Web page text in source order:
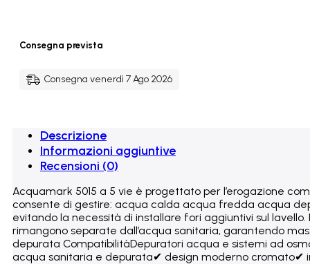
3/8"
satinato
Acquamark
Consegna prevista
Consegna venerdì 7 Ago 2026
Descrizione
Informazioni aggiuntive
Recensioni (0)
Acquamark 5015 a 5 vie è progettato per l’erogazione
consente di gestire: acqua calda acqua fredda acqua
evitando la necessità di installare fori aggiuntivi sul
rimangono separate dall’acqua sanitaria, garantendo
depurata CompatibilitàDepuratori acqua e sistemi ad
acqua sanitaria e depurata✔ design moderno cromato✔